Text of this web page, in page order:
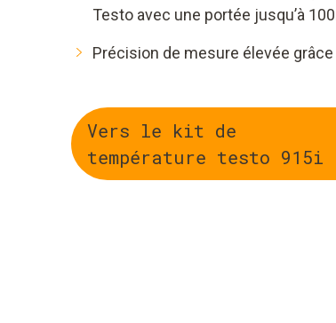
Testo avec une portée jusqu’à
Précision de mesure élevée
Vers le kit de
température testo 915i